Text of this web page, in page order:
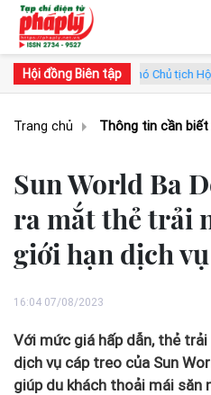
Hội đồng Biên tập
Lý - Phó Chủ tịch Hội đồng
Trang chủ Thông tin cần biết
Sun World Ba
ra mắt thẻ trải
giới hạn dịch
16:04 07/08/2023
Với mức giá hấp dẫn, thẻ
dịch vụ cáp treo của Sun
giúp du khách thoải mái